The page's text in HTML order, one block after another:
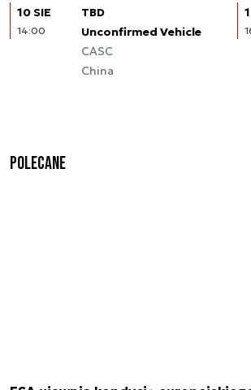
10 SIE
14:00
TBD
Unconfirmed Vehicle
CASC
China
Polecane